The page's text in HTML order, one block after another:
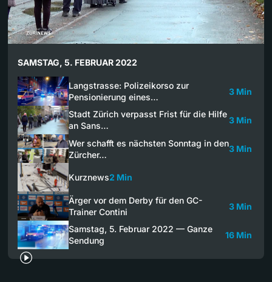
SAMSTAG, 5. FEBRUAR 2022
Langstrasse: Polizeikorso zur
Pensionierung eines…
3 Min
Stadt Zürich verpasst Frist für die Hilfe
an Sans…
3 Min
Wer schafft es nächsten Sonntag in den
Zürcher…
3 Min
Kurznews2 Min
Ärger vor dem Derby für den GC-
Trainer Contini
3 Min
Samstag, 5. Februar 2022 — Ganze
Sendung
16 Min